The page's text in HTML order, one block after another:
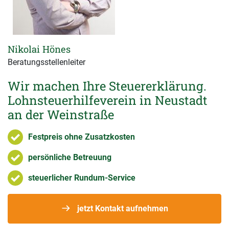
Wir machen Ihre Steuererklärung.
Lohnsteuerhilfeverein in Neustadt
an der Weinstraße
Festpreis ohne Zusatzkosten
persönliche Betreuung
steuerlicher Rundum-Service
jetzt Kontakt aufnehmen
Nikolai Hönes
Beratungsstellenleiter